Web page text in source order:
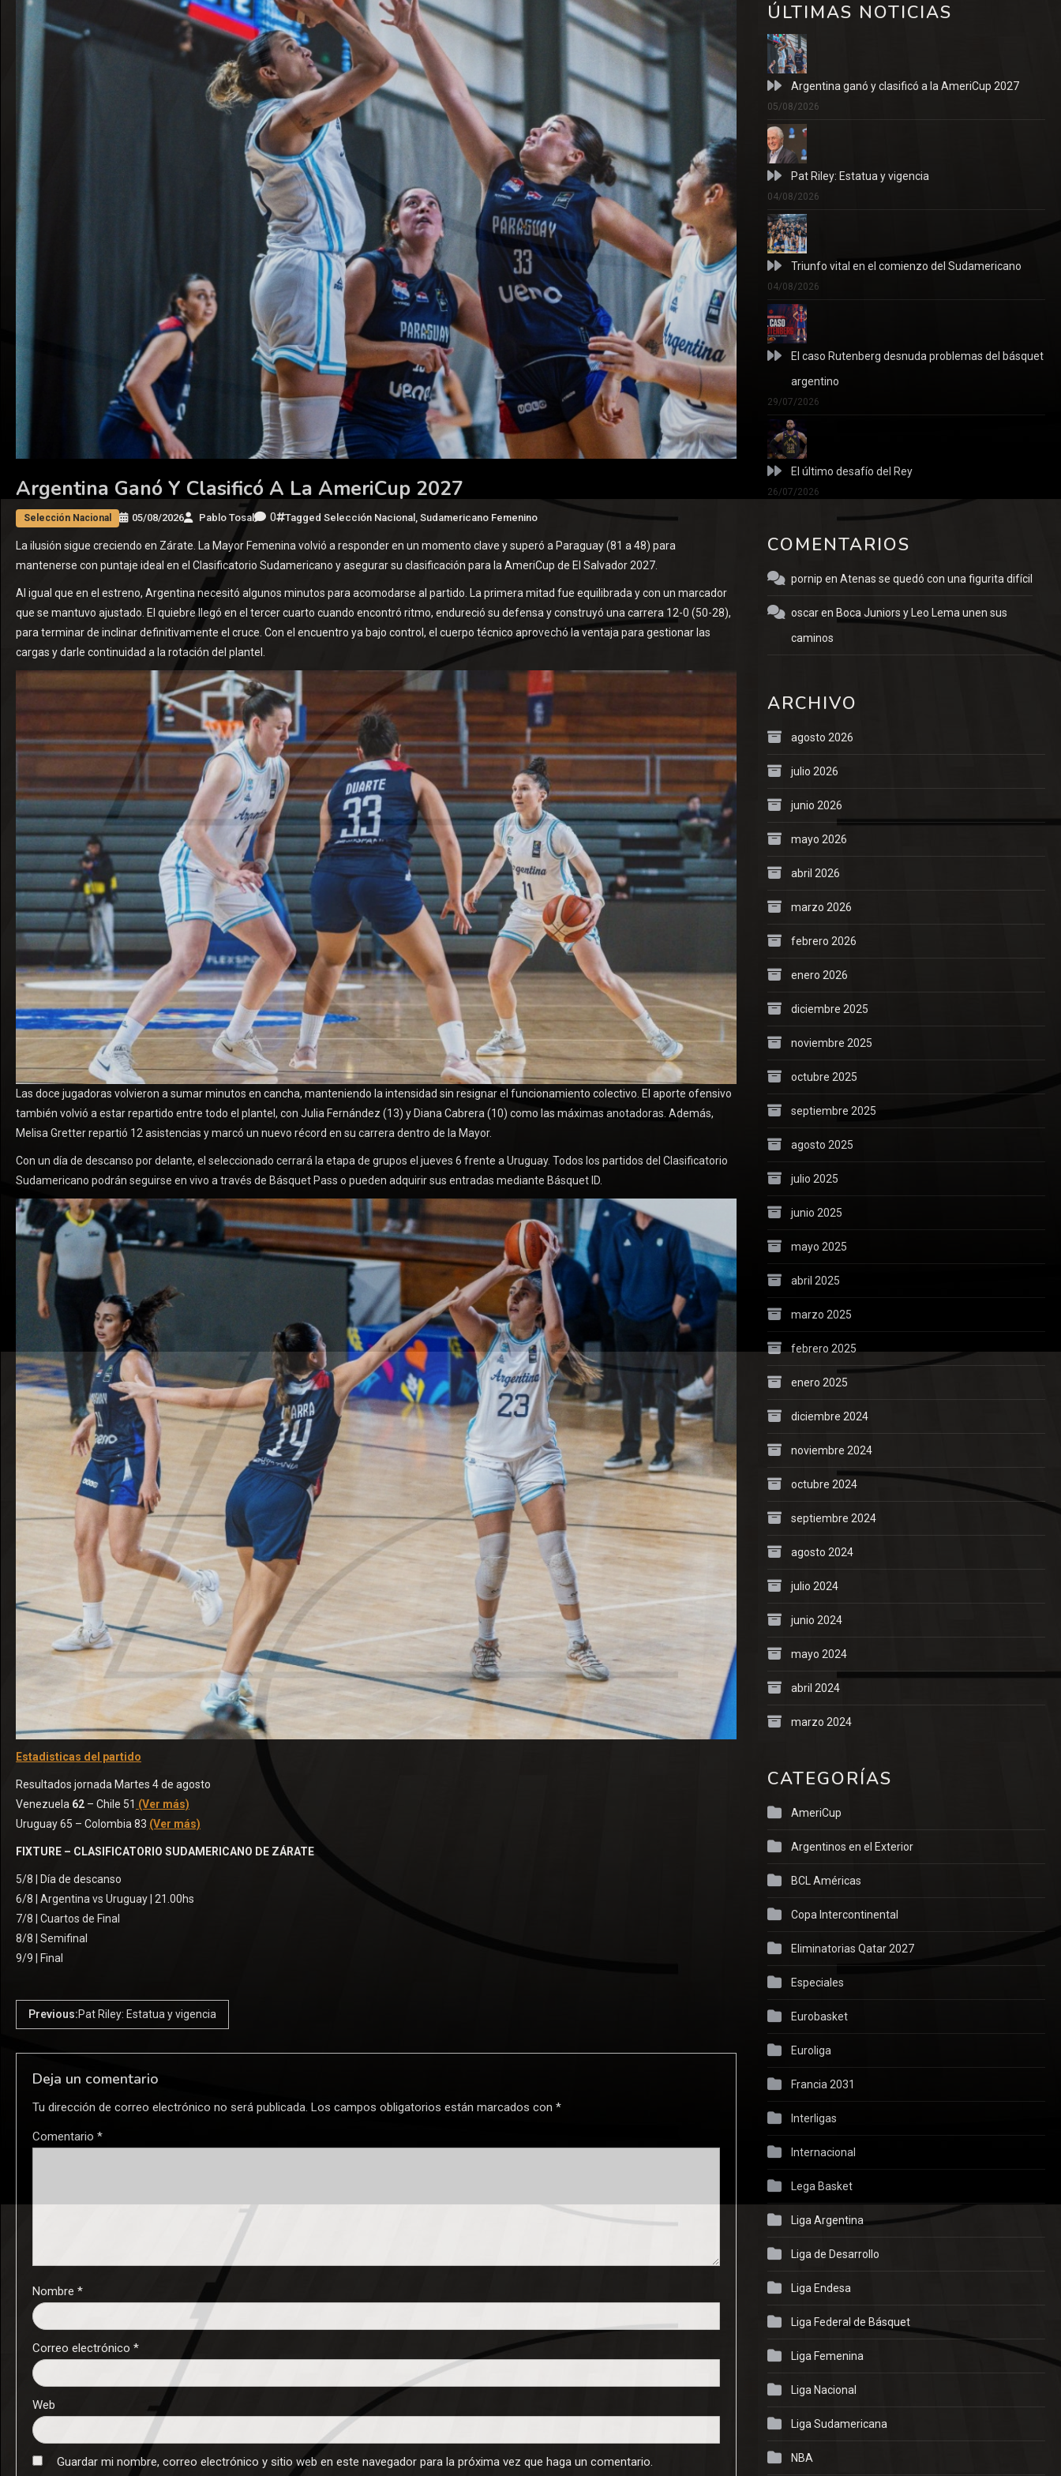
Argentina Ganó Y Clasificó A La AmeriCup 2027
Selección Nacional 05/08/2026 Pablo Tosal 0 Tagged Selección Nacional Sudamericano Femenino
La ilusión sigue creciendo en Zárate. La Mayor Femenina volvió a responder en un momento clave y superó a Paraguay (81 a 48) para
mantenerse con puntaje ideal en el Clasificatorio Sudamericano y asegurar su clasificación para la AmeriCup de El Salvador 2027.
Al igual que en el estreno, Argentina necesitó algunos minutos para acomodarse al partido. La primera mitad fue equilibrada y con un marcador
que se mantuvo ajustado. El quiebre llegó en el tercer cuarto cuando encontró ritmo, endureció su defensa y construyó una carrera 12-0 (50-28),
para terminar de inclinar definitivamente el cruce. Con el encuentro ya bajo control, el cuerpo técnico aprovechó la ventaja para gestionar las
cargas y darle continuidad a la rotación del plantel.
Las doce jugadoras volvieron a sumar minutos en cancha, manteniendo la intensidad sin resignar el funcionamiento colectivo. El aporte ofensivo
también volvió a estar repartido entre todo el plantel, con Julia Fernández (13) y Diana Cabrera (10) como las máximas anotadoras. Además,
Melisa Gretter repartió 12 asistencias y marcó un nuevo récord en su carrera dentro de la Mayor.
Con un día de descanso por delante, el seleccionado cerrará la etapa de grupos el jueves 6 frente a Uruguay. Todos los partidos del Clasificatorio
Sudamericano podrán seguirse en vivo a través de Básquet Pass o pueden adquirir sus entradas mediante Básquet ID.
Estadisticas del partido
Resultados jornada Martes 4 de agosto
Venezuela 62 – Chile 51 (Ver más)
Uruguay 65 – Colombia 83 (Ver más)
FIXTURE – CLASIFICATORIO SUDAMERICANO DE ZÁRATE
5/8 | Día de descanso
6/8 | Argentina vs Uruguay | 21.00hs
7/8 | Cuartos de Final
8/8 | Semifinal
9/9 | Final
Previous:Pat Riley: Estatua y vigencia
Deja un comentario
Tu dirección de correo electrónico no será publicada. Los campos obligatorios están marcados con *
Comentario *
Nombre *
Correo electrónico *
Web
Guardar mi nombre, correo electrónico y sitio web en este navegador para la próxima vez que haga un comentario.
ÚLTIMAS NOTICIAS
Argentina ganó y clasificó a la AmeriCup 2027
05/08/2026
Pat Riley: Estatua y vigencia
04/08/2026
Triunfo vital en el comienzo del Sudamericano
04/08/2026
El caso Rutenberg desnuda problemas del básquet
argentino
29/07/2026
El último desafío del Rey
26/07/2026
COMENTARIOS
pornip en Atenas se quedó con una figurita difícil
oscaren Boca Juniors y Leo Lema unen sus
caminos
ARCHIVO
agosto 2026
julio 2026
junio 2026
mayo 2026
abril 2026
marzo 2026
febrero 2026
enero 2026
diciembre 2025
noviembre 2025
octubre 2025
septiembre 2025
agosto 2025
julio 2025
junio 2025
mayo 2025
abril 2025
marzo 2025
febrero 2025
enero 2025
diciembre 2024
noviembre 2024
octubre 2024
septiembre 2024
agosto 2024
julio 2024
junio 2024
mayo 2024
abril 2024
marzo 2024
CATEGORÍAS
AmeriCup
Argentinos en el Exterior
BCL Américas
Copa Intercontinental
Eliminatorias Qatar 2027
Especiales
Eurobasket
Euroliga
Francia 2031
Interligas
Internacional
Lega Basket
Liga Argentina
Liga de Desarrollo
Liga Endesa
Liga Federal de Básquet
Liga Femenina
Liga Nacional
Liga Sudamericana
NBA